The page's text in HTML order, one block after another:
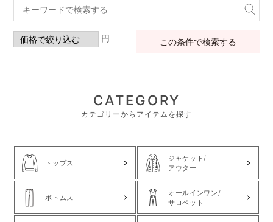
円 この条件で検索する
CATEGORY
カテゴリーからアイテムを探す
トップス
ジャケット/
アウター
ボトムス
オールインワン/
サロペット